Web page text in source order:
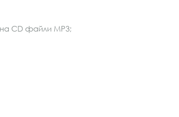
CD файли MP3;